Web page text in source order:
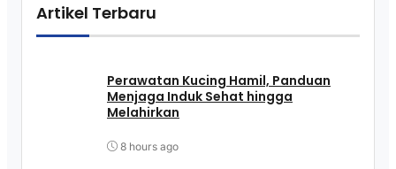
Artikel Terbaru
Perawatan Kucing Hamil, Panduan
Menjaga Induk Sehat hingga
Melahirkan
8 hours ago